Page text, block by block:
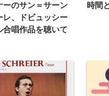
ーのサン＝サーン
レ、ドビュッシー
合唱作品を聴いて
時間